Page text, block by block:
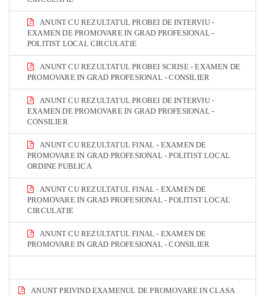
ANUNT CU REZULTATUL PROBEI DE INTERVIU -
EXAMEN DE PROMOVARE IN GRAD PROFESIONAL -
POLITIST LOCAL CIRCULATIE
ANUNT CU REZULTATUL PROBEI SCRISE - EXAMEN DE
PROMOVARE IN GRAD PROFESIONAL - CONSILIER
ANUNT CU REZULTATUL PROBEI DE INTERVIU -
EXAMEN DE PROMOVARE IN GRAD PROFESIONAL -
CONSILIER
ANUNT CU REZULTATUL FINAL - EXAMEN DE
PROMOVARE IN GRAD PROFESIONAL - POLITIST LOCAL
ORDINE PUBLICA
ANUNT CU REZULTATUL FINAL - EXAMEN DE
PROMOVARE IN GRAD PROFESIONAL - POLITIST LOCAL
CIRCULATIE
ANUNT CU REZULTATUL FINAL - EXAMEN DE
PROMOVARE IN GRAD PROFESIONAL - CONSILIER
ANUNT PRIVIND EXAMENUL DE PROMOVARE IN CLASA